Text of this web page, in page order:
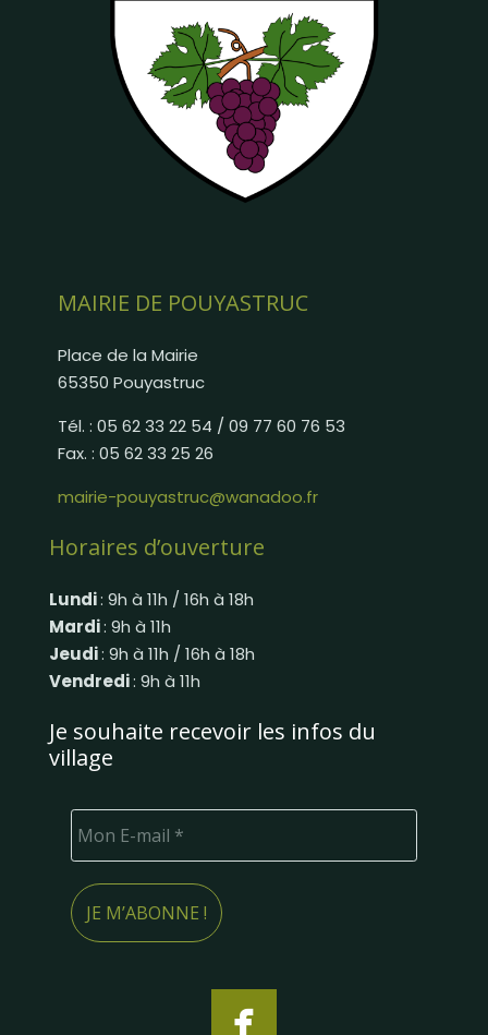
MAIRIE DE POUYASTRUC
Place de la Mairie
65350 Pouyastruc
Tél. : 05 62 33 22 54 / 09 77 60 76 53
Fax. : 05 62 33 25 26
mairie-pouyastruc@wanadoo.fr
Horaires d’ouverture
Lundi: 9h à 11h / 16h à 18h
Mardi: 9h à 11h
Jeudi: 9h à 11h / 16h à 18h
Vendredi: 9h à 11h
Je souhaite recevoir les infos du
village